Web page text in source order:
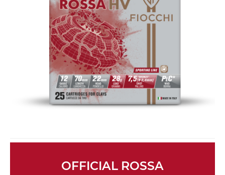
OFFICIAL ROSSA